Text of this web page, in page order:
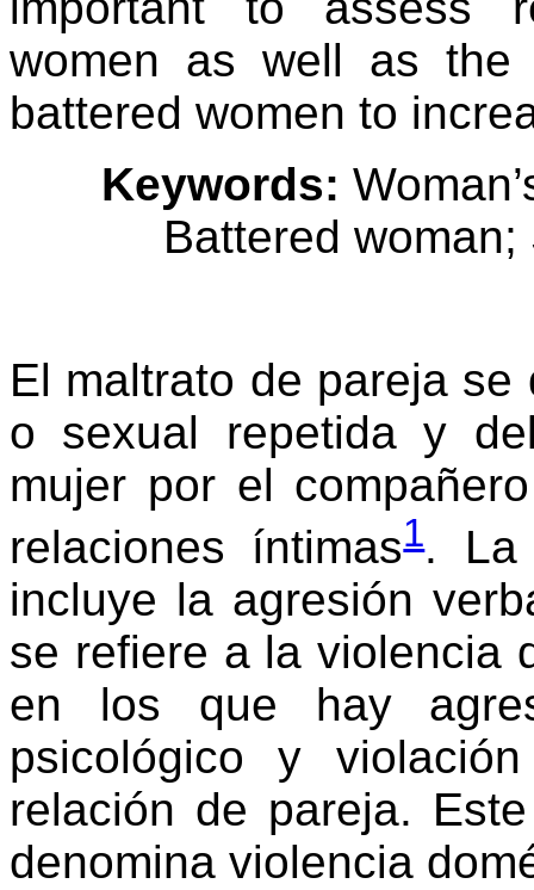
women as well as the
battered women to
Keywords:
Battered
El maltrato de pareja
o sexual repetida y
mujer por el
relaciones íntimas1. La
incluye la agresión
se refiere a la violencia
en los que hay
psicológico y
relación de pareja.
denomina violencia